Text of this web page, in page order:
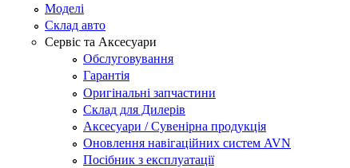
Моделі
Склад авто
Сервіс та Аксесуари
Обслуговування
Гарантія
Оригінальні запчастини
Склад для Дилерів
Аксесуари / Сувенірна продукція
Оновлення навігаційних систем AVN
Посібник з експлуатації